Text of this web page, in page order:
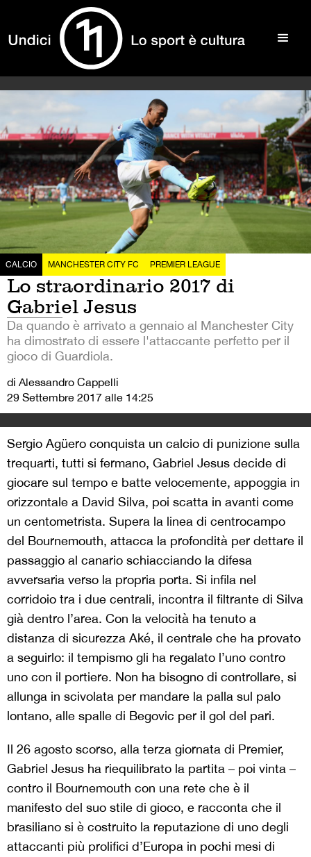
CALCIO MANCHESTER CITY FC PREMIER LEAGUE
Lo straordinario 2017 di
Gabriel Jesus
Da quando è arrivato a gennaio al Manchester City
ha dimostrato di essere l'attaccante perfetto per il
gioco di Guardiola.
di Alessandro Cappelli
29 Settembre 2017 alle 14:25
Sergio Agüero conquista un calcio di punizione sulla
trequarti, tutti si fermano, Gabriel Jesus decide di
giocare sul tempo e batte velocemente, appoggia in
orizzontale a David Silva, poi scatta in avanti come
un centometrista. Supera la linea di centrocampo
del Bournemouth, attacca la profondità per dettare il
passaggio al canario schiacciando la difesa
avversaria verso la propria porta. Si infila nel
corridoio tra i due centrali, incontra il filtrante di Silva
già dentro l’area. Con la velocità ha tenuto a
distanza di sicurezza Aké, il centrale che ha provato
a seguirlo: il tempismo gli ha regalato l’uno contro
uno con il portiere. Non ha bisogno di controllare, si
allunga in scivolata per mandare la palla sul palo
lontano, alle spalle di Begovic per il gol del pari.
Il 26 agosto scorso, alla terza giornata di Premier,
Gabriel Jesus ha riequilibrato la partita – poi vinta –
contro il Bournemouth con una rete che è il
manifesto del suo stile di gioco, e racconta che il
brasiliano si è costruito la reputazione di uno degli
attaccanti più prolifici d’Europa in pochi mesi di